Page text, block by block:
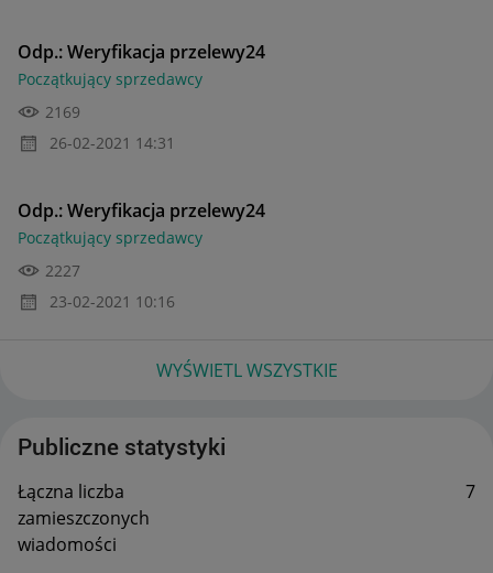
Odp.: Weryfikacja przelewy24
Początkujący sprzedawcy
2169
‎26-02-2021 14:31
Odp.: Weryfikacja przelewy24
Początkujący sprzedawcy
2227
‎23-02-2021 10:16
WYŚWIETL WSZYSTKIE
Publiczne statystyki
Łączna liczba
zamieszczonych
wiadomości
7